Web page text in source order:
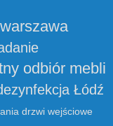
odbiór mebli
Łódź
drzwi wejściowe